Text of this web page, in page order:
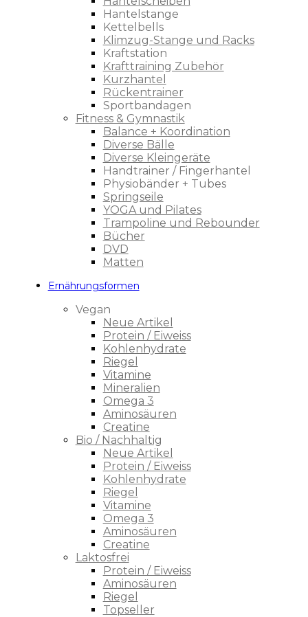
Hantelstange
Kettelbells
Klimzug-Stange und Racks
Kraftstation
Krafttraining Zubehör
Kurzhantel
Rückentrainer
Sportbandagen
Fitness & Gymnastik
Balance + Koordination
Diverse Bälle
Diverse Kleingeräte
Handtrainer / Fingerhantel
Physiobänder + Tubes
Springseile
YOGA und Pilates
Trampoline und Rebounder
Bücher
DVD
Matten
Ernährungsformen
Vegan
Neue Artikel
Protein / Eiweiss
Kohlenhydrate
Riegel
Vitamine
Mineralien
Omega 3
Aminosäuren
Creatine
Bio / Nachhaltig
Neue Artikel
Protein / Eiweiss
Kohlenhydrate
Riegel
Vitamine
Omega 3
Aminosäuren
Creatine
Laktosfrei
Protein / Eiweiss
Aminosäuren
Riegel
Topseller